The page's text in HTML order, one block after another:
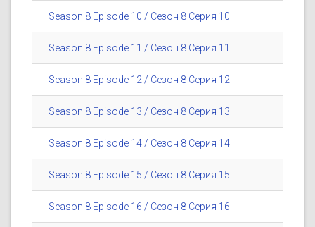
Season 8 Episode 10 / Сезон 8 Серия 10
Season 8 Episode 11 / Сезон 8 Серия 11
Season 8 Episode 12 / Сезон 8 Серия 12
Season 8 Episode 13 / Сезон 8 Серия 13
Season 8 Episode 14 / Сезон 8 Серия 14
Season 8 Episode 15 / Сезон 8 Серия 15
Season 8 Episode 16 / Сезон 8 Серия 16